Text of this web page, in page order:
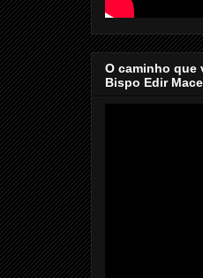
O caminho que
Bispo Edir